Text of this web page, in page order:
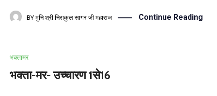
BY मुनि श्री निराकुल सागर जी महाराज Continue Reading
भक्तामर
भक्ता-मर- उच्चारण 1से16